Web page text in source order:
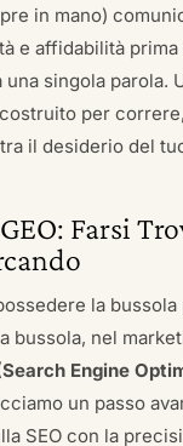
in mano)
e affidabilità prima
una singola parola.
costruito per
il desiderio del
Farsi
la
bussola, nel
Engine
un passo
SEO con la